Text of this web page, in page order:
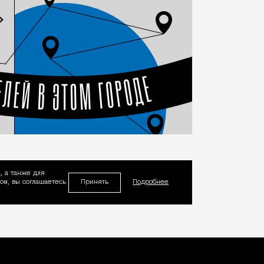
а также для
вы соглашаетесь
Принять Подробнее